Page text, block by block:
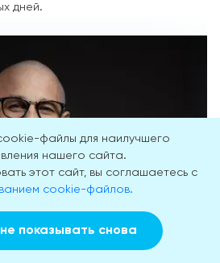
дней.
файлы для наилучшего
нашего сайта.
этот сайт, вы соглашаетесь с
cookie-файлов.
показывать снова
Вызвать врача на дом